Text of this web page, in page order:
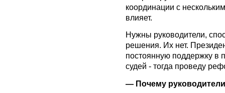
координации с
влияет.
Нужны руководители,
решения. Их нет.
постоянную поддержку в
судей - тогда проведу
— Почему